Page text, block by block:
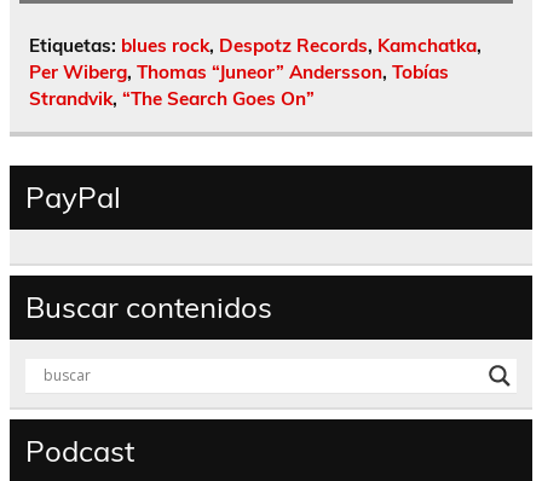
Etiquetas: blues rock, Despotz Records, Kamchatka,
Per Wiberg, Thomas “Juneor” Andersson, Tobías
Strandvik, “The Search Goes On”
PayPal
Buscar contenidos
Podcast